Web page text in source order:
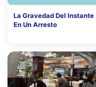
La Gravedad Del Instante
En Un Arresto